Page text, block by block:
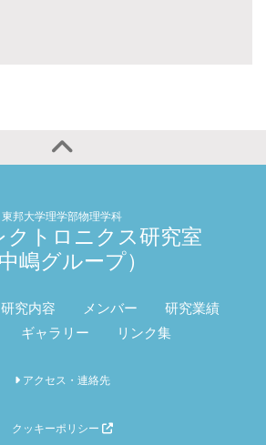
東邦大学理学部物理学科
クトロニクス研究室
中嶋グループ）
研究内容 メンバー
研究業績
ギャラリー リンク集
アクセス・連絡先
クッキーポリシー